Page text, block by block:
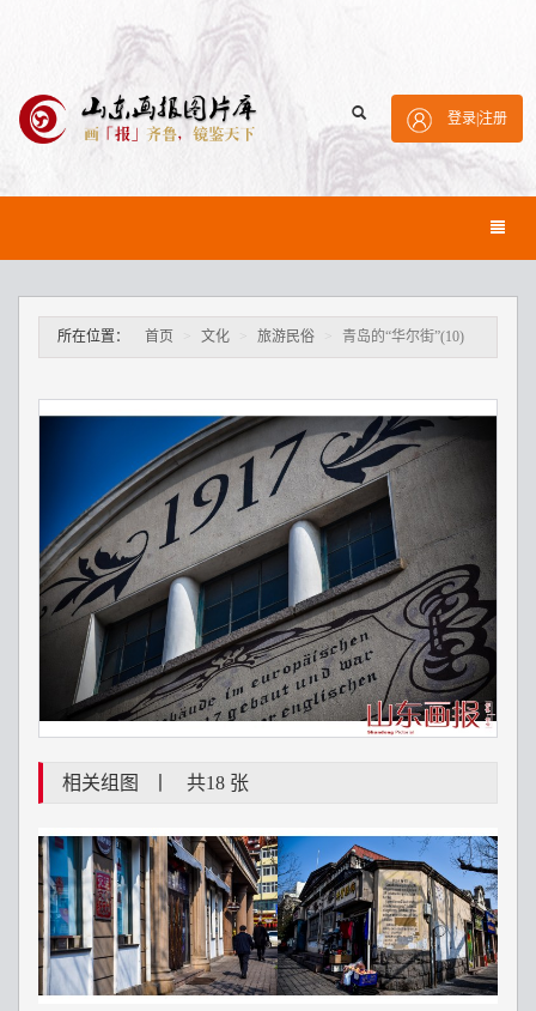
登录注册
所在位置： 首页 文化 旅游民俗 青岛的“华尔街”(10)
相关组图 共18 张